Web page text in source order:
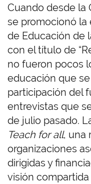
Cuando desde la
se promocionó la
de Educación de
con el título de
no fueron pocos
educación que
participación del
entrevistas que
de julio pasado.
Teach for all, una
organizaciones
dirigidas y
visión